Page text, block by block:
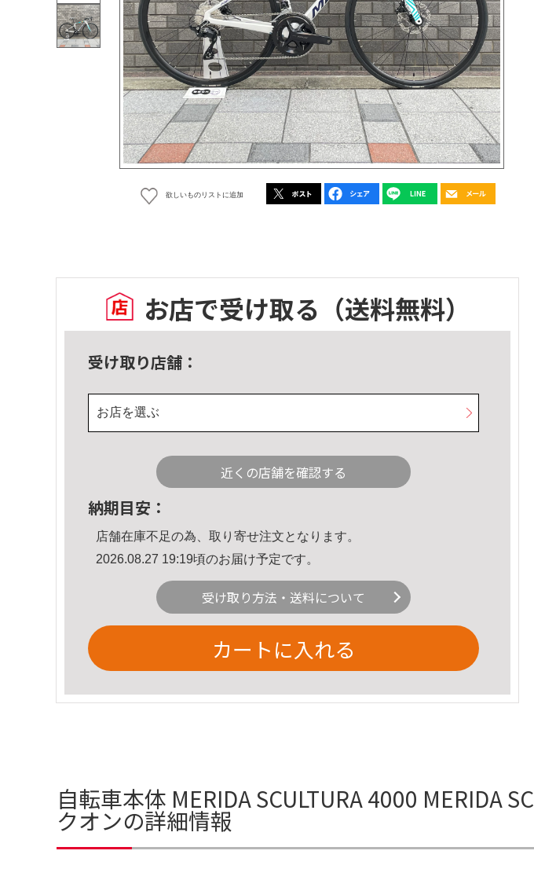
欲しいものリストに追加
お店で受け取る （送料無料）
受け取り店舗：
お店を選ぶ
近くの店舗を確認する
納期目安：
店舗在庫不足の為、取り寄せ注文となります。
2026.08.27 19:19頃のお届け予定です。
受け取り方法・送料について
カートに入れる
自転車本体 MERIDA SCULTURA 4000 MERIDA
クオンの詳細情報